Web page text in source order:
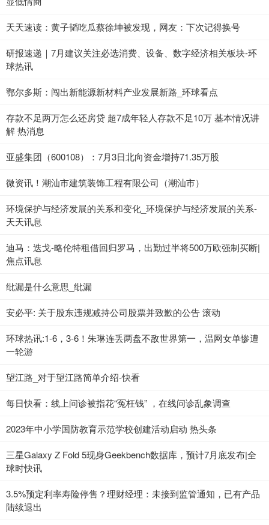
天天速读：黄子韬吃瓜蔡徐坤被发现，网友：下次记得换号
研报速递｜7月建议关注必选消费、设备、数字经济相关板块-环
球热讯
鄂尔多斯：闯出新能源新材料产业发展新路_环球看点
存款不足两万怎么还房贷 超7成年轻人存款不足10万 基本情况讲
解 热消息
亚盛集团（600108）：7月3日北向资金增持71.35万股
微资讯！潮汕市建筑装饰工程有限公司（潮汕市）
环境保护与经济发展的关系和变化_环境保护与经济发展的关系-
天天讯息
迪马：迭戈-略伦特租借回归罗马，出勤过半将500万欧强制买断|
焦点讯息
纰漏是什么意思_纰漏
安必平: 关于股东违规减持公司股票并致歉的公告 滚动
环球热讯:1-6，3-6！朱琳连丢两盘不敌世界第一，温网女单惨遭
一轮游
望江路_对于望江路简单介绍-快看
每日快看：线上问诊被指花“冤枉钱” ，在线问诊乱象调查
2023年中小学国防教育示范学校创建活动启动 热头条
三星Galaxy Z Fold 5现身Geekbench数据库，预计7月底发布|全
球时快讯
3.5%预定利率寿险停售？理财经理：未接到监管通知，已有产品
陆续退出